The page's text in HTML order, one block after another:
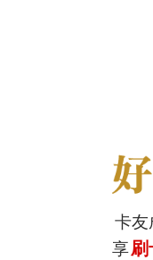
卡友
享刷